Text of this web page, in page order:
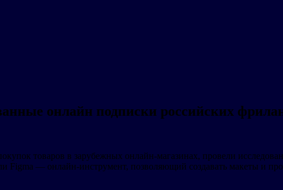
онлайн подписки российских
товаров в зарубежных онлайн-магазинах, провели
Figma — онлайн-инструмент, позволяющий создавать макеты и